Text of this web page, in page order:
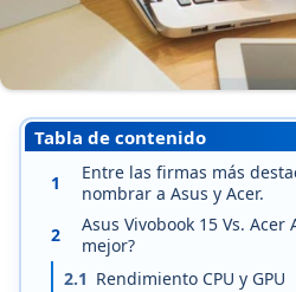
Tabla de contenido
1
Entre las firmas más
nombrar a Asus y Acer.
2
Asus Vivobook 15 Vs. Acer
mejor?
2.1 Rendimiento CPU y GPU